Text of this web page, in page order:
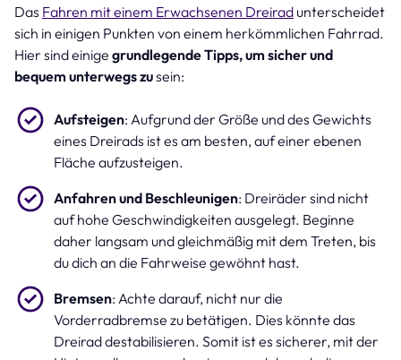
Das Fahren mit einem Erwachsenen Dreirad unterscheidet
sich in einigen Punkten von einem herkömmlichen Fahrrad.
Hier sind einige grundlegende Tipps, um sicher und
bequem unterwegs zusein:
Aufsteigen: Aufgrund der Größe und des Gewichts
eines Dreirads ist es am besten, auf einer ebenen
Fläche aufzusteigen.
Anfahren und Beschleunigen: Dreiräder sind nicht
auf hohe Geschwindigkeiten ausgelegt. Beginne
daher langsam und gleichmäßig mit dem Treten, bis
du dich an die Fahrweise gewöhnt hast.
Bremsen: Achte darauf, nicht nur die
Vorderradbremse zu betätigen. Dies könnte das
Dreirad destabilisieren. Somit ist es sicherer, mit der